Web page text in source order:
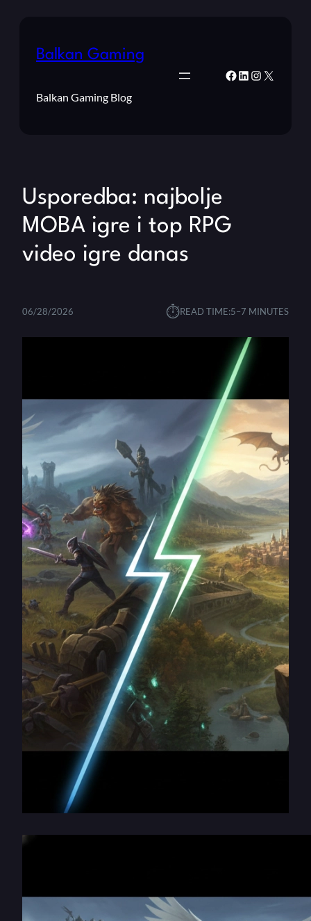
Balkan Gaming
Balkan Gaming Blog
Facebook
LinkedIn
Instagram
X
Usporedba: najbolje
MOBA igre i top RPG
video igre danas
06/28/2026 ⏱︎READ TIME:5–7 MINUTES